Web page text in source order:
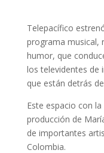
Telepacífico
programa musical,
humor, que
los televidentes de
que están detrás
Este espacio con
producción de
de importantes
Colombia.